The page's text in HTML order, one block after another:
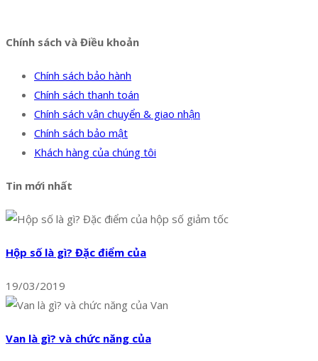
Chính sách và Điều khoản
Chính sách bảo hành
Chính sách thanh toán
Chính sách vận chuyển & giao nhận
Chính sách bảo mật
Khách hàng của chúng tôi
Tin mới nhất
Hộp số là gì? Đặc điểm của
19/03/2019
Van là gì? và chức năng của